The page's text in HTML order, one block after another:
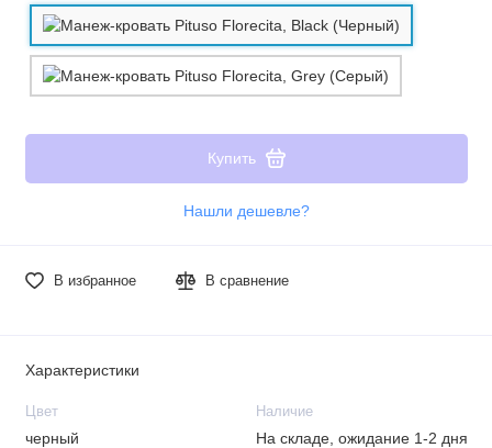
Купить
Нашли дешевле?
В избранное В сравнение
Характеристики
Цвет
черный
Наличие
На складе, ожидание 1-2 дня